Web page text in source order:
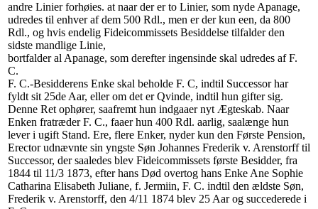
andre Linier forhøies. at naar der er to Linier, som nyde Apanage,
udredes til enhver af dem 500 Rdl., men er der kun een, da 800
Rdl., og hvis endelig Fideicommissets Besiddelse tilfalder den
sidste mandlige Linie,
bortfalder al Apanage, som derefter ingensinde skal udredes af F.
C.
F. C.-Besidderens Enke skal beholde F. C, indtil Successor har
fyldt sit 25de Aar, eller om det er Qvinde, indtil hun gifter sig.
Denne Ret ophører, saafremt hun indgaaer nyt Ægteskab. Naar
Enken fratræder F. C., faaer hun 400 Rdl. aarlig, saalænge hun
lever i ugift Stand. Ere, flere Enker, nyder kun den Første Pension,
Erector udnævnte sin yngste Søn Johannes Frederik v. Arenstorff til
Successor, der saaledes blev Fideicommissets første Besidder, fra
1844 til 11/3 1873, efter hans Død overtog hans Enke Ane Sophie
Catharina Elisabeth Juliane, f. Jermiin, F. C. indtil den ældste Søn,
Frederik v. Arenstorff, den 4/11 1874 blev 25 Aar og succederede i